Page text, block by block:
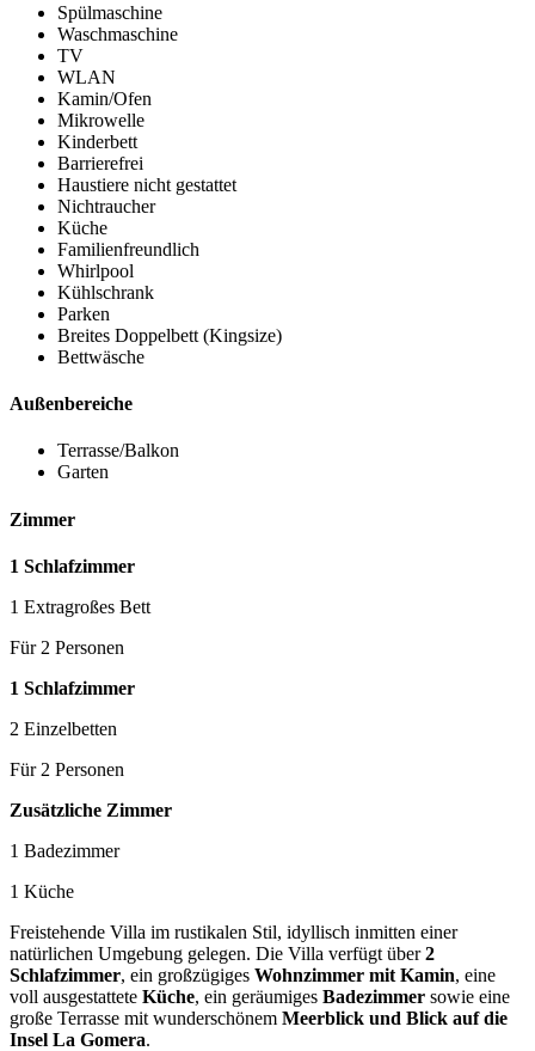
Spülmaschine
Waschmaschine
TV
WLAN
Kamin/Ofen
Mikrowelle
Kinderbett
Barrierefrei
Haustiere nicht gestattet
Nichtraucher
Küche
Familienfreundlich
Whirlpool
Kühlschrank
Parken
Breites Doppelbett (Kingsize)
Bettwäsche
Außenbereiche
Terrasse/Balkon
Garten
Zimmer
1 Schlafzimmer
1 Extragroßes Bett
Für 2 Personen
1 Schlafzimmer
2 Einzelbetten
Für 2 Personen
Zusätzliche Zimmer
1 Badezimmer
1 Küche
Freistehende Villa im rustikalen Stil, idyllisch inmitten einer
natürlichen Umgebung gelegen. Die Villa verfügt über2
Schlafzimmer, ein großzügiges Wohnzimmer mit Kamin, eine
voll ausgestattete Küche, ein geräumiges Badezimmer sowie eine
große Terrasse mit wunderschönem Meerblick und Blick auf die
Insel La Gomera.